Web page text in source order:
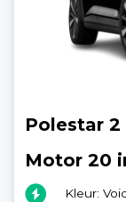
Polestar 2
Motor 20
Kleur: Void